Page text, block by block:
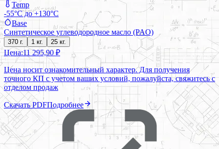
Temp
-55°C до +130°C
Base
Синтетическое углеводородное масло (PAO)
370 г. 1 кг. 25 кг.
Цена:11 295,90 ₽
Цена носит ознакомительный характер. Для получения
точного КП с учетом ваших условий, пожалуйста, свяжитесь с
отделом продаж
Скачать PDFПодробнее